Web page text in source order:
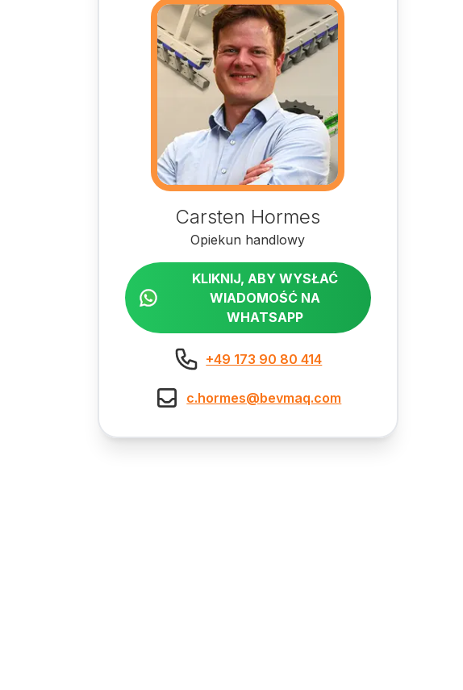
Carsten Hormes
Opiekun handlowy
KLIKNIJ, ABY WYSŁAĆ
WIADOMOŚĆ NA
WHATSAPP
+49 173 90 80 414
c.hormes@bevmaq.com